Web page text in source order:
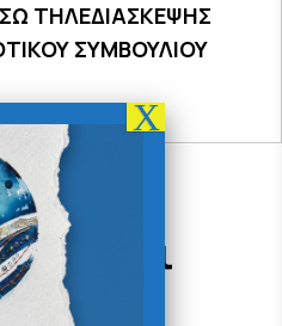
ΤΗΛΕΔΙΑΣΚΕΨΗΣ
ΣΥΜΒΟΥΛΙΟΥ